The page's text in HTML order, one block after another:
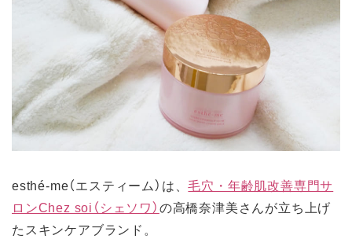
esthé-me（エスティーム）は、毛穴・年齢肌改善専門サ
ロンChez soi（シェソワ）の高橋奈津美さんが立ち上げ
たスキンケアブランド。